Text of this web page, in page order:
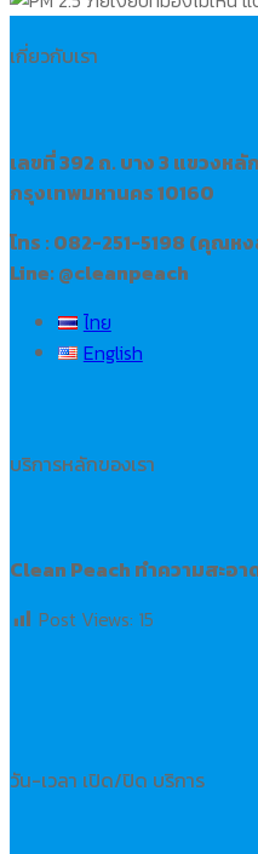
เกี่ยวกับเรา
เลขที่ 392 ถ. บาง 3 แขวงห
กรุงเทพมหานคร 10160
โทร : 082-251-5198 (คุณห
Line: @cleanpeach
ไทย
English
บริการหลักของเรา
Clean Peach ทำความสะอ
Post Views: 15
วัน-เวลา เปิด/ปิด บริการ